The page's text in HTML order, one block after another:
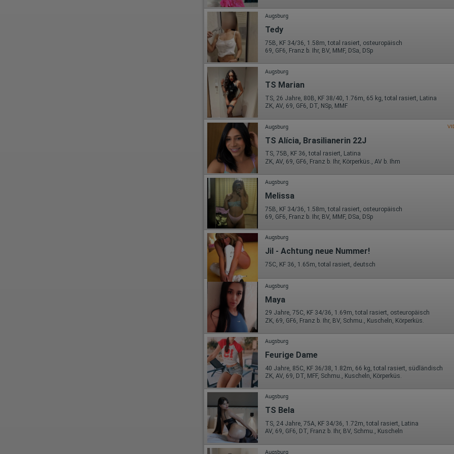
sowie die von dem Browser übermittelte IP-Adresse werden übertragen
und gespeichert. Dabei können aus den verarbeiteten Daten pseudonyme
Nutzungsprofile der Nutzer erstellt werden. Diese Informationen wird
Google gegebenenfalls auch an Dritte übertragen, sofern dies gesetzlich
vorgeschrieben wird oder, soweit Dritte diese Daten im Auftrag von
Google verarbeiten. Die IP-Adresse der Nutzer wird von Google innerhalb
von Mitgliedstaaten der Europäischen Union oder in anderen
Vertragsstaaten des Abkommens über den Europäischen
Wirtschaftsraum gekürzt, dies bedeutet, dass alle Daten anonym
erhoben werden. Nur in Ausnahmefällen wird die volle IP-Adresse an
einen Server von Google in den USA übertragen und dort gekürzt. Die von
dem Browser des Nutzers übermittelte IP-Adresse wird nicht mit anderen
Daten von Google zusammengeführt.
Erhobene Informationen zum Besucherverhalten sind folgende:
Herkunft (Land und Stadt)
Sprache
Betriebssystem
Gerät (PC, Tablet-PC oder Smartphone)
Browser und alle verwendeten Add-ons
Auflösung des Computers
Besucherquelle (Facebook, Suchmaschine oder verweisende
Webseite)
Welche Dateien wurden heruntergeladen?
Welche Videos angeschaut?
Wurden Werbebanner angeklickt?
Wohin ging der Besucher? Klickte er auf weitere Seiten des Portals
oder hat er sie komplett verlassen?
Wie lange blieb der Besucher?
Ort der Verarbeitung:
Europäische Union & USA
Hotjar
Wir nutzen Hotjar als Webanalysedient. Es wird verwendet, um Daten
über das Benutzerverhalten zu sammeln. Hotjar kann auch im Rahmen
von Umfragen und Feedbackfunktionen, die auf unserer Website
eingebunden sind, von Ihnen bereitgestellte Informationen verarbeiten.
Herausgeber:
Hotjar Limited, Malta
Erhobene Daten:
Datum und Uhrzeit des Besuchs
Gerätetyp
Geografischer Standort
IP-Adresse
Mausbewegungen
Besuchte Seiten
Referrer URL
Bildschirmauflösung
Eindeutige Gerätekennung
Sprachinformationen
Augsburg
Tedy
75B, KF 34/36, 1.58m, total rasiert, osteuropäisch
69, GF6, Franz b. Ihr, BV, MMF, DSa, DSp
Augsburg
TS Marian
TS, 26 Jahre, 80B, KF 38/40, 1.76m, 65 kg, total rasiert, Latina
ZK, AV, 69, GF6, DT, NSp, MMF
Augsburg
TS Alícia, Brasilianerin 22J
TS, 75B, KF 36, total rasiert, Latina
ZK, AV, 69, GF6, Franz b. Ihr, Körperküs., AV b. Ihm
Augsburg
Melissa
75B, KF 34/36, 1.58m, total rasiert, osteuropäisch
69, GF6, Franz b. Ihr, BV, MMF, DSa, DSp
Augsburg
Jil - Achtung neue Nummer!
75C, KF 36, 1.65m, total rasiert, deutsch
Augsburg
Maya
29 Jahre, 75C, KF 34/36, 1.69m, total rasiert, osteuropäisch
ZK, 69, GF6, Franz b. Ihr, BV, Schmu., Kuscheln, Körperküs.
Augsburg
Feurige Dame
40 Jahre, 85C, KF 36/38, 1.82m, 66 kg, total rasiert, südländisch
ZK, AV, 69, DT, MFF, Schmu., Kuscheln, Körperküs.
Augsburg
TS Bela
TS, 24 Jahre, 75A, KF 34/36, 1.72m, total rasiert, Latina
AV, 69, GF6, DT, Franz b. Ihr, BV, Schmu., Kuscheln
Augsburg